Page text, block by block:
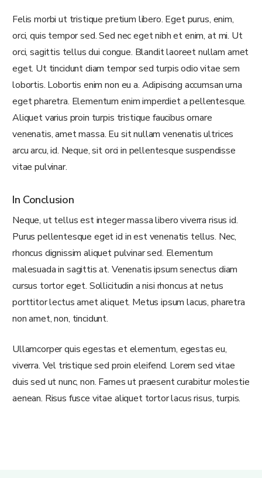
Felis morbi ut tristique pretium libero. Eget purus, enim,
orci, quis tempor sed. Sed nec eget nibh et enim, at mi. Ut
orci, sagittis tellus dui congue. Blandit laoreet nullam amet
eget. Ut tincidunt diam tempor sed turpis odio vitae sem
lobortis. Lobortis enim non eu a. Adipiscing accumsan urna
eget pharetra. Elementum enim imperdiet a pellentesque.
Aliquet varius proin turpis tristique faucibus ornare
venenatis, amet massa. Eu sit nullam venenatis ultrices
arcu arcu, id. Neque, sit orci in pellentesque suspendisse
vitae pulvinar.
In Conclusion
Neque, ut tellus est integer massa libero viverra risus id.
Purus pellentesque eget id in est venenatis tellus. Nec,
rhoncus dignissim aliquet pulvinar sed. Elementum
malesuada in sagittis at. Venenatis ipsum senectus diam
cursus tortor eget. Sollicitudin a nisi rhoncus at netus
porttitor lectus amet aliquet. Metus ipsum lacus, pharetra
non amet, non, tincidunt.
Ullamcorper quis egestas et elementum, egestas eu,
viverra. Vel tristique sed proin eleifend. Lorem sed vitae
duis sed ut nunc, non. Fames ut praesent curabitur molestie
aenean. Risus fusce vitae aliquet tortor lacus risus, turpis.